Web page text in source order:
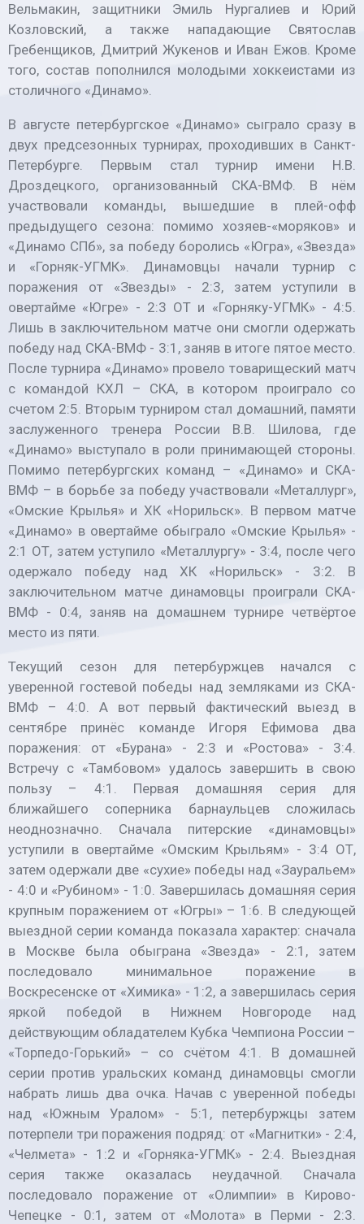
Вельмакин, защитники Эмиль Нургалиев и Юрий
Козловский, а также нападающие Святослав
Гребенщиков, Дмитрий Жукенов и Иван Ежов. Кроме
того, состав пополнился молодыми хоккеистами из
столичного «Динамо».
В августе петербургское «Динамо» сыграло сразу в
двух предсезонных турнирах, проходивших в Санкт-
Петербурге. Первым стал турнир имени Н.В.
Дроздецкого, организованный СКА-ВМФ. В нём
участвовали команды, вышедшие в плей-офф
предыдущего сезона: помимо хозяев-«моряков» и
«Динамо СПб», за победу боролись «Югра», «Звезда»
и «Горняк-УГМК». Динамовцы начали турнир с
поражения от «Звезды» - 2:3, затем уступили в
овертайме «Югре» - 2:3 ОТ и «Горняку-УГМК» - 4:5.
Лишь в заключительном матче они смогли одержать
победу над СКА-ВМФ - 3:1, заняв в итоге пятое место.
После турнира «Динамо» провело товарищеский матч
с командой КХЛ – СКА, в котором проиграло со
счетом 2:5. Вторым турниром стал домашний, памяти
заслуженного тренера России В.В. Шилова, где
«Динамо» выступало в роли принимающей стороны.
Помимо петербургских команд – «Динамо» и СКА-
ВМФ – в борьбе за победу участвовали «Металлург»,
«Омские Крылья» и ХК «Норильск». В первом матче
«Динамо» в овертайме обыграло «Омские Крылья» -
2:1 ОТ, затем уступило «Металлургу» - 3:4, после чего
одержало победу над ХК «Норильск» - 3:2. В
заключительном матче динамовцы проиграли СКА-
ВМФ - 0:4, заняв на домашнем турнире четвёртое
место из пяти.
Текущий сезон для петербуржцев начался с
уверенной гостевой победы над земляками из СКА-
ВМФ – 4:0. А вот первый фактический выезд в
сентябре принёс команде Игоря Ефимова два
поражения: от «Бурана» - 2:3 и «Ростова» - 3:4.
Встречу с «Тамбовом» удалось завершить в свою
пользу – 4:1. Первая домашняя серия для
ближайшего соперника барнаульцев сложилась
неоднозначно. Сначала питерские «динамовцы»
уступили в овертайме «Омским Крыльям» - 3:4 ОТ,
затем одержали две «сухие» победы над «Зауральем»
- 4:0 и «Рубином» - 1:0. Завершилась домашняя серия
крупным поражением от «Югры» – 1:6. В следующей
выездной серии команда показала характер: сначала
в Москве была обыграна «Звезда» - 2:1, затем
последовало минимальное поражение в
Воскресенске от «Химика» - 1:2, а завершилась серия
яркой победой в Нижнем Новгороде над
действующим обладателем Кубка Чемпиона России –
«Торпедо-Горький» – со счётом 4:1. В домашней
серии против уральских команд динамовцы смогли
набрать лишь два очка. Начав с уверенной победы
над «Южным Уралом» - 5:1, петербуржцы затем
потерпели три поражения подряд: от «Магнитки» - 2:4,
«Челмета» - 1:2 и «Горняка-УГМК» - 2:4. Выездная
серия также оказалась неудачной. Сначала
последовало поражение от «Олимпии» в Кирово-
Чепецке - 0:1, затем от «Молота» в Перми - 2:3.